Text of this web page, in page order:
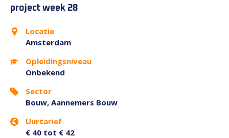
project week 28
Locatie
Amsterdam
Opleidingsniveau
Onbekend
Sector
Bouw, Aannemers Bouw
Uurtarief
€ 40 tot € 42